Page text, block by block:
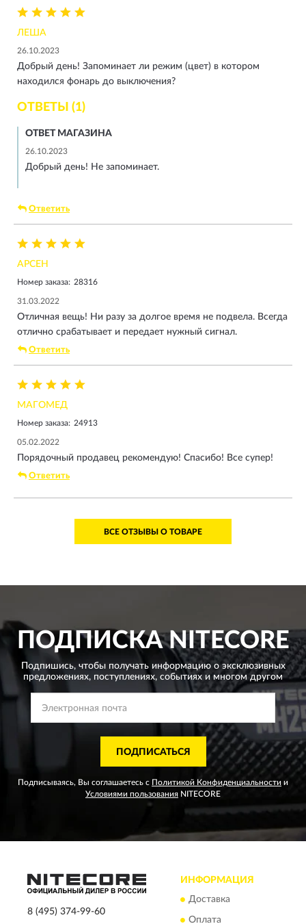
ЛЕША
26.10.2023
Добрый день! Запоминает ли режим (цвет) в котором
находился фонарь до выключения?
ОТВЕТЫ (1)
ОТВЕТ МАГАЗИНА
26.10.2023
Добрый день! Не запоминает.
Ответить
АРСЕН
Номер заказа: 28316
31.03.2022
Отличная вещь! Ни разу за долгое время не подвела. Всегда
отлично срабатывает и передает нужный сигнал.
Ответить
МАГОМЕД
Номер заказа: 24913
05.02.2022
Порядочный продавец рекомендую! Спасибо! Все супер!
Ответить
ВСЕ ОТЗЫВЫ О ТОВАРЕ
ПОДПИСКАNITECORE
Подпишись, чтобы получать информацию о эксклюзивных
предложениях, поступлениях, событиях и многом другом
ПОДПИСАТЬСЯ
Подписываясь, Вы соглашаетесь с Политикой Конфиденциальности и
Условиями пользования NITECORE
8 (495) 374-99-60
ИНФОРМАЦИЯ
Доставка
Оплата